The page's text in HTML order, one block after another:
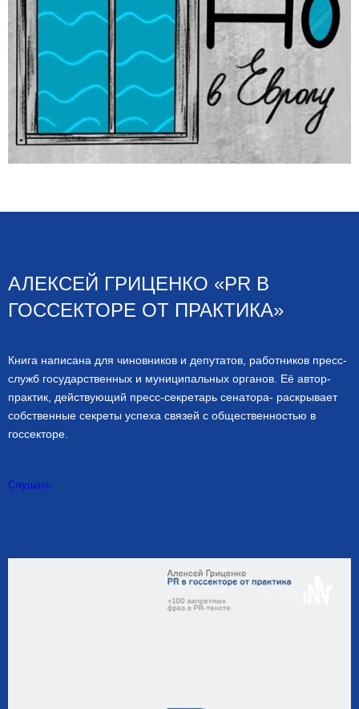
АЛЕКСЕЙ ГРИЦЕНКО «PR В
ГОССЕКТОРЕ ОТ ПРАКТИКА»
Книга написана для чиновников и депутатов, работников пресс-
служб государственных и муниципальных органов. Её автор-
практик, действующий пресс-секретарь сенатора- раскрывает
собственные секреты успеха связей с общественностью в
госсекторе.
Слушать